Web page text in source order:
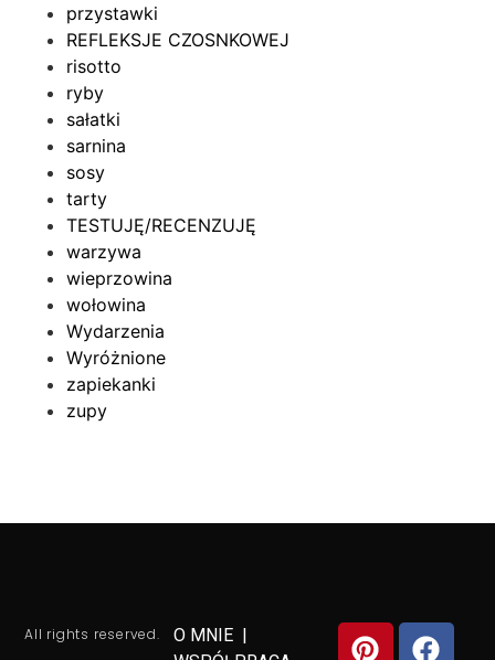
przystawki
REFLEKSJE CZOSNKOWEJ
risotto
ryby
sałatki
sarnina
sosy
tarty
TESTUJĘ/RECENZUJĘ
warzywa
wieprzowina
wołowina
Wydarzenia
Wyróżnione
zapiekanki
zupy
All rights reserved. O MNIE |